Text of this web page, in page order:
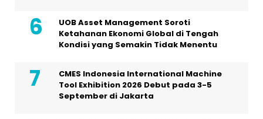
UOB Asset Management Soroti
Ketahanan Ekonomi Global di Tengah
Kondisi yang Semakin Tidak Menentu
CMES Indonesia International Machine
Tool Exhibition 2026 Debut pada 3-5
September di Jakarta